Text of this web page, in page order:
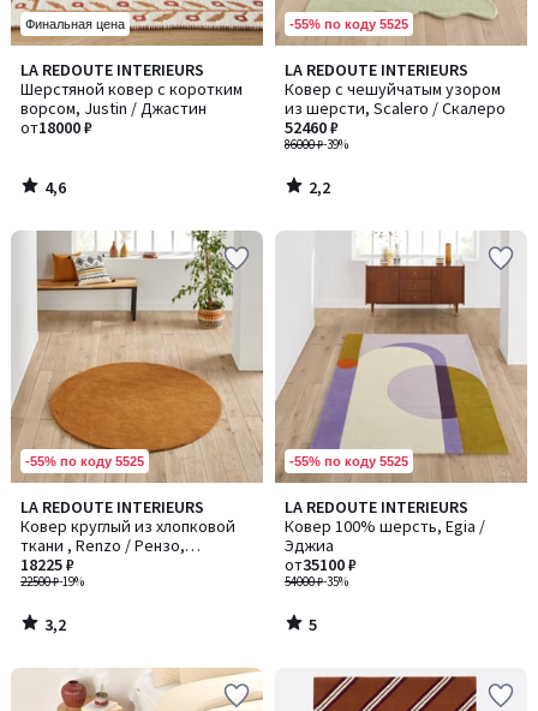
Финальная цена
LA REDOUTE INTERIEURS
Шерстяной ковер с коротким
ворсом, Justin / Джастин
от18000 ₽
4,6
/ 5
4,6
/
-55% по коду 5525
LA REDOUTE INTERIEURS
Ковер с чешуйчатым узором
из шерсти, Scalero / Скалеро
86000 ₽-39%
52460 ₽
2,2
/ 5
2,2
/
-55% по коду 5525
LA REDOUTE INTERIEURS
Ковер круглый из хлопковой
ткани , Renzo / Рензо,
большая модель
22500 ₽-19%
18225 ₽
3,2
/ 5
3,2
/
-55% по коду 5525
LA REDOUTE INTERIEURS
Ковер 100% шерсть, Egia /
Эджиа
54000 ₽-35%
от35100 ₽
5
/
5
5
/